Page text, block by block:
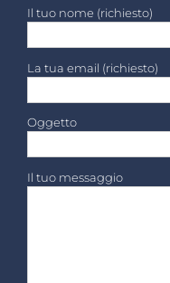
Il tuo nome (richiesto)
La tua email (richiesto)
Oggetto
Il tuo messaggio